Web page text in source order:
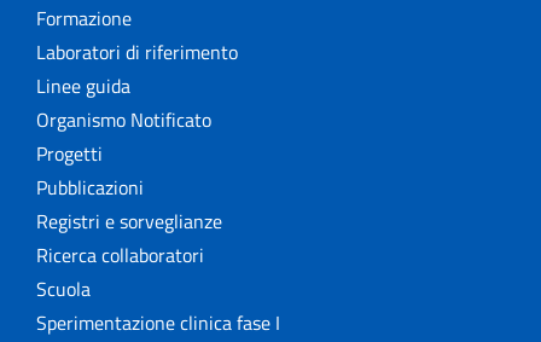
Formazione
Laboratori di riferimento
Linee guida
Organismo Notificato
Progetti
Pubblicazioni
Registri e sorveglianze
Ricerca collaboratori
Scuola
Sperimentazione clinica fase I